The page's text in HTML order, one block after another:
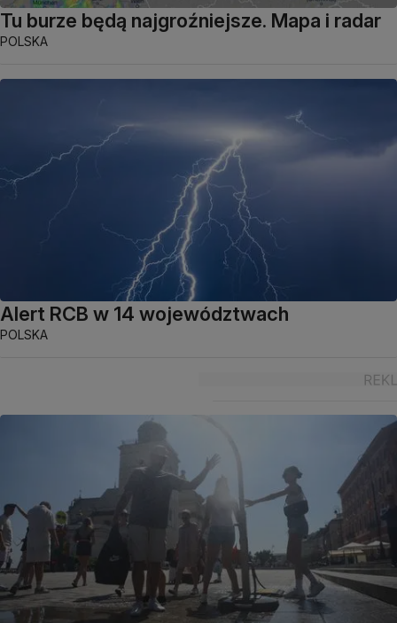
Tu burze będą najgroźniejsze. Mapa i radar
POLSKA
Alert RCB w 14 województwach
POLSKA